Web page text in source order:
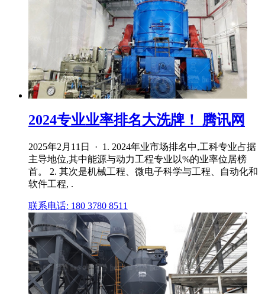
2024专业业率排名大洗牌！ 腾讯网
2025年2月11日 · 1. 2024年业市场排名中,工科专业占据
主导地位,其中能源与动力工程专业以%的业率位居榜
首。 2. 其次是机械工程、微电子科学与工程、自动化和
软件工程, .
联系电话: 180 3780 8511